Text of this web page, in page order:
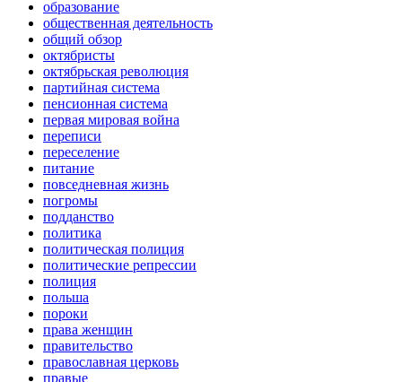
образование
общественная деятельность
общий обзор
октябристы
октябрьская революция
партийная система
пенсионная система
первая мировая война
переписи
переселение
питание
повседневная жизнь
погромы
подданство
политика
политическая полиция
политические репрессии
полиция
польша
пороки
права женщин
правительство
православная церковь
правые